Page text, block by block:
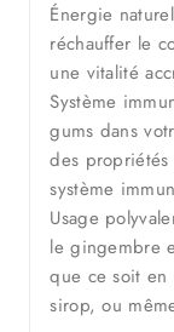
Énergie
réchauffer le
une vitalité
Système
gums dans
des
système
Usage
le gingembre
que ce soit
sirop, ou